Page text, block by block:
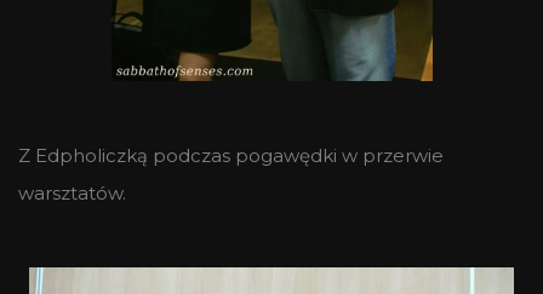
Z Edpholiczką podczas pogawędki w przerwie
warsztatów.